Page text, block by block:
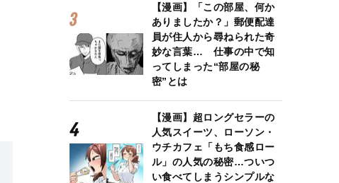
【漫画】「この部屋、何か
ありましたか？」郵便配達
員が住人から尋ねられた奇
妙な言葉… 仕事の中で知
ってしまった“部屋の秘
密”とは
【漫画】超ロングセラーの
人気スイーツ、ローソン・
ウチカフェ「もち食感ロー
ル」の人気の秘密…ついつ
い食べてしまうシンプルな